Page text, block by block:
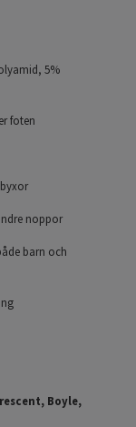
5%
foten
noppor
barn och
Boyle,